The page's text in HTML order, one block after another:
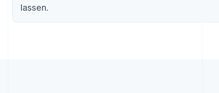
lassen.Festlandchina
Finnland